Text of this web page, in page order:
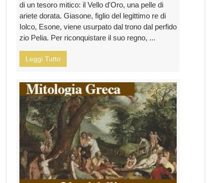
di un tesoro mitico: il Vello d'Oro, una pelle di
ariete dorata. Giasone, figlio del legittimo re di
Iolco, Esone, viene usurpato dal trono dal perfido
zio Pelia. Per riconquistare il suo regno, ...
Leggi Tutto